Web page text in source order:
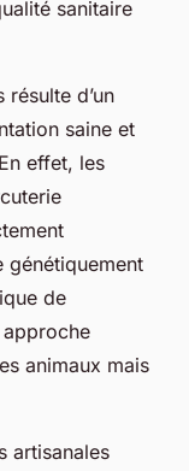
sanitaire
résulte d’un
saine et
effet, les
génétiquement
de
animaux mais
artisanales